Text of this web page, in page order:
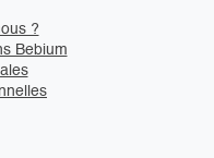
?
Bebium